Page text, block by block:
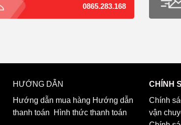
0865.283.168
HƯỚNG DẪN
Hướng dẫn mua hàng Hướng dẫn
thanh toán
Hình thức thanh toán
CHÍNH
Chính
vận